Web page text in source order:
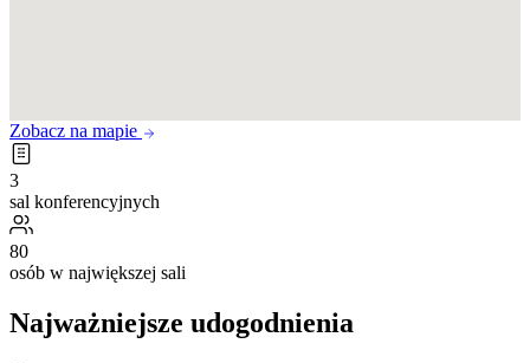
Zobacz na mapie
3
sal konferencyjnych
80
osób w największej sali
Najważniejsze udogodnienia